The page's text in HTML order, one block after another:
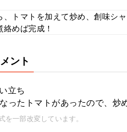
、トマトを加えて炒め、創味シ
めば完成！
ント
立ち
ったトマトがあったので、炒
を一部改変しています。